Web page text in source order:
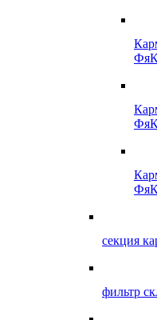
секция
фильтр